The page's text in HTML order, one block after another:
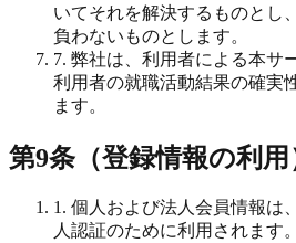
いてそれを解決するものとし
負わないものとします。
7. 弊社は、利用者による本サ
利用者の就職活動結果の確実
ます。
第9条（登録情報の利用
1. 個人および法人会員情報は
人認証のために利用されます。